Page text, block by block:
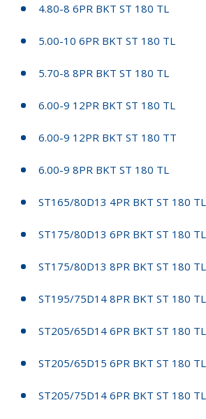
4.80-8 6PR BKT ST 180 TL
5.00-10 6PR BKT ST 180 TL
5.70-8 8PR BKT ST 180 TL
6.00-9 12PR BKT ST 180 TL
6.00-9 12PR BKT ST 180 TT
6.00-9 8PR BKT ST 180 TL
ST165/80D13 4PR BKT ST 180 TL
ST175/80D13 6PR BKT ST 180 TL
ST175/80D13 8PR BKT ST 180 TL
ST195/75D14 8PR BKT ST 180 TL
ST205/65D14 6PR BKT ST 180 TL
ST205/65D15 6PR BKT ST 180 TL
ST205/75D14 6PR BKT ST 180 TL